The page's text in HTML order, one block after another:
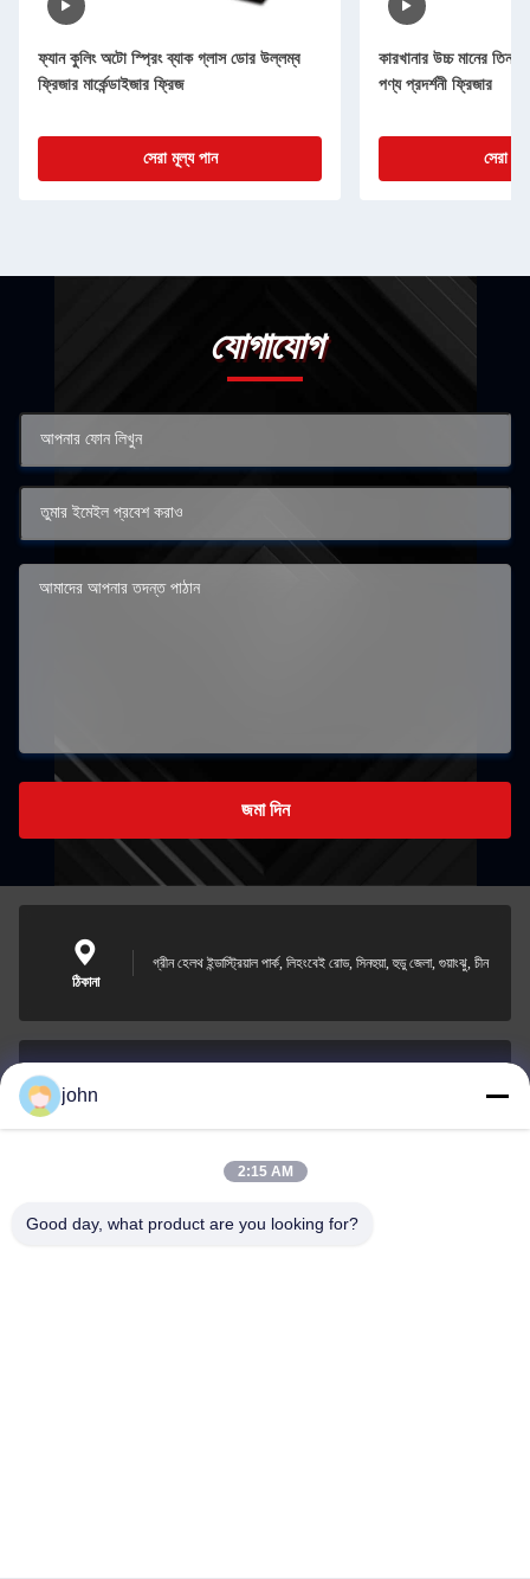
ফ্যান কুলিং অটো স্প্রিং ব্যাক গ্লাস ডোর উল্লম্ব
ফ্রিজার মার্কেন্ডাইজার ফ্রিজ
সেরা মূল্য পান
কারখানার উচ্চ মানের তিন
পণ্য প্রদর্শনী ফ্রিজার
সেরা
যোগাযোগ
জমা দিন
ঠিকানা
গ্রীন হেলথ ইন্ডাস্ট্রিয়াল পার্ক, লিহংবেই রোড, সিনহুয়া, হুডু জেলা, গুয়াংঝু, চীন
0086-153-7406-6785
john
2:15 AM
Good day, what product are you looking for?